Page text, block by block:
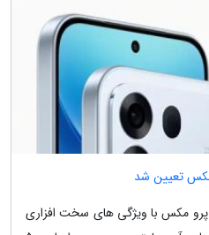
به زودی گوشی هوشمند اوپو A7 پرو مکس با ویژگی های سخت افزاری